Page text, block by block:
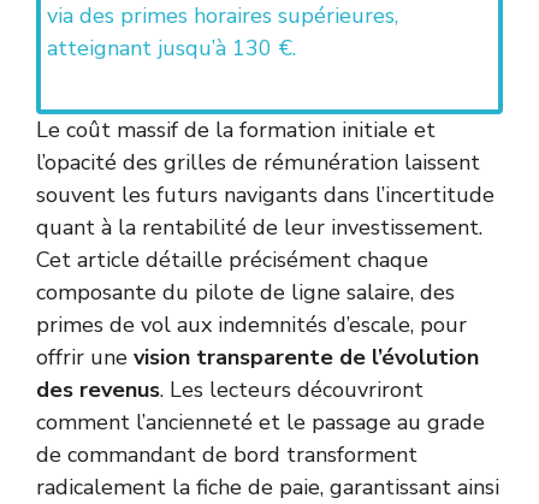
via des primes horaires supérieures,
atteignant jusqu’à 130 €.
Le coût massif de la formation initiale et
l’opacité des grilles de rémunération laissent
souvent les futurs navigants dans l’incertitude
quant à la rentabilité de leur investissement.
Cet article détaille précisément chaque
composante du pilote de ligne salaire, des
primes de vol aux indemnités d’escale, pour
offrir une vision transparente de l’évolution
des revenus. Les lecteurs découvriront
comment l’ancienneté et le passage au grade
de commandant de bord transforment
radicalement la fiche de paie, garantissant ainsi